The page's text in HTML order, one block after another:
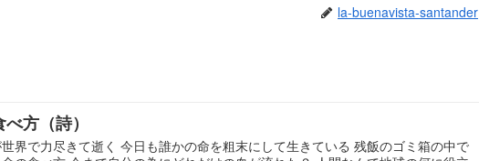
la-buenavista-santander
方（詩）
界で力尽きて逝く 今日も誰かの命を粗末にして生きている 残飯のゴミ箱の中で